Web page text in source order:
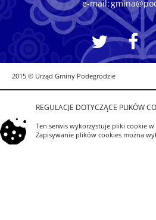
e-mail:
2015 © Urząd Gminy Podegrodzie
REGULACJE DOTYCZĄCE PLIKÓW
Ten serwis wykorzystuje pliki cookie
Zapisywanie plików cookies można